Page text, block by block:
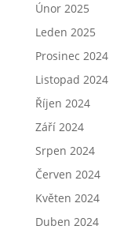
Únor 2025
Leden 2025
Prosinec 2024
Listopad 2024
Říjen 2024
Září 2024
Srpen 2024
Červen 2024
Květen 2024
Duben 2024